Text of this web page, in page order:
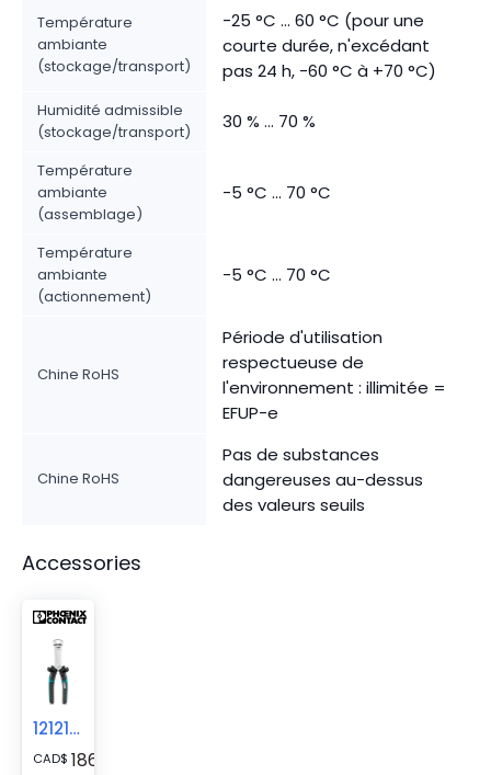
Température
ambiante
(stockage/transport)
-25 °C ... 60 °C (pour une
courte durée, n'excédant
pas 24 h, -60 °C à +70 °C)
Humidité admissible
(stockage/transport)
30 % ... 70 %
Température
ambiante
(assemblage)
-5 °C ... 70 °C
Température
ambiante
(actionnement)
-5 °C ... 70 °C
Chine RoHS
Période d'utilisation
respectueuse de
l'environnement : illimitée =
EFUP-e
Chine RoHS
Pas de substances
dangereuses au-dessus
des valeurs seuils
Accessories
1212124
CAD$ 186.89